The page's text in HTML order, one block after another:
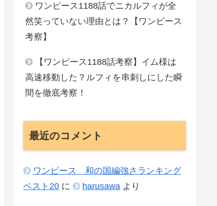
ワンピース1188話でニカルフィが全
然笑っていない理由とは？【ワンピース
考察】
【ワンピース1188話考察】イム様は
高速移動した？ルフィを串刺しにした瞬
間を徹底考察！
最近のコメント
ワンピース 和の国編強さランキング
ベスト20 に harusawa より